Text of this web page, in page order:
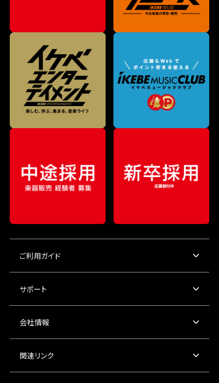
ご利用ガイド
サポート
会社情報
関連リンク